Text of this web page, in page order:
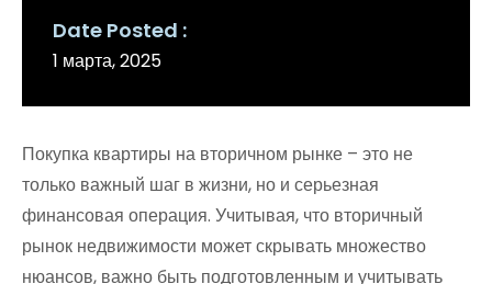
Date Posted
1 марта, 2025
Покупка квартиры на вторичном рынке – это не
только важный шаг в жизни, но и серьезная
финансовая операция. Учитывая, что вторичный
рынок недвижимости может скрывать множество
нюансов, важно быть подготовленным и учитывать